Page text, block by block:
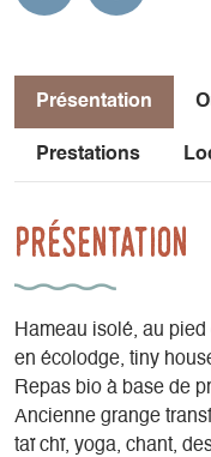
Présentation
Prestations
Présentation
Hameau isolé, au pied
en écolodge, tiny
Repas bio à base de
Ancienne grange
taï chï, yoga, chant,